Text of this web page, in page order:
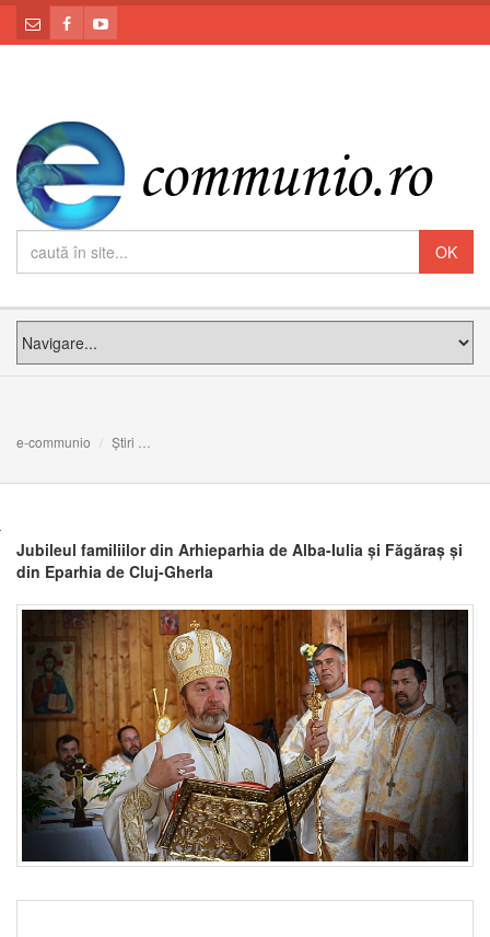
e-communio Știri
Jubileul familiilor din Arhieparhia de Alba-Iulia și Făgăraș și
din Eparhia de Cluj-Gherla